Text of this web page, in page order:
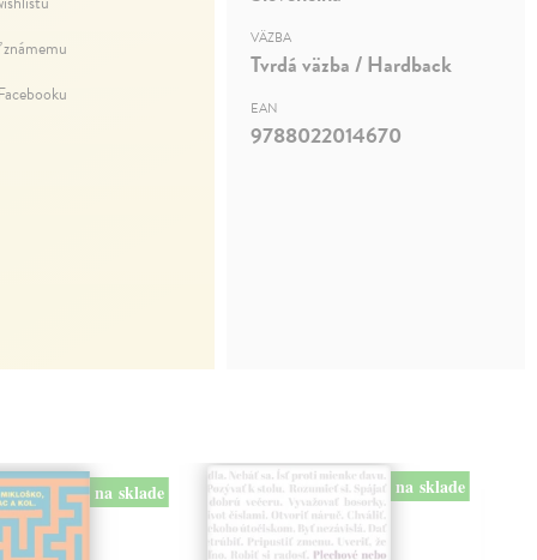
VÄZBA
Tvrdá väzba / Hardback
EAN
9788022014670
na sklade na sklade